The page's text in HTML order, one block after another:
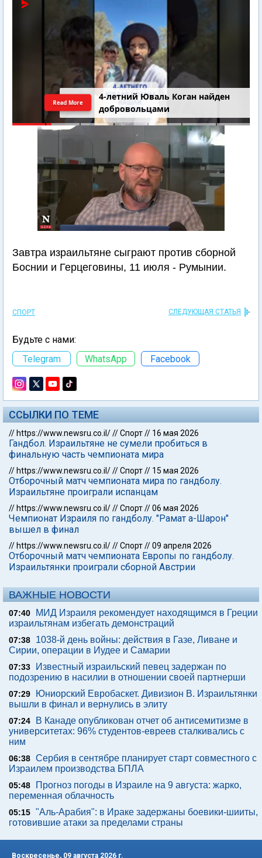
4-летний Юваль Коган найден
добровольцами
Read More
Завтра израильтяне сыграют против сборной
Боснии и Герцеговины, 11 июля - Румынии.
СПОРТ СЛЕДУЮЩАЯ СТАТЬЯ
Будьте с нами:
Telegram
WhatsApp Facebook
ССЫЛКИ ПО ТЕМЕ
// https://www.newsru.co.il///Спорт// 16 мая 2026
Гандбол. Израильтяне не сумели пробиться в
финальную часть чемпионата мира
// https://www.newsru.co.il///Спорт// 15 мая 2026
Отборочный матч чемпионата мира по гандболу.
Израильтяне проиграли испанцам
// https://www.newsru.co.il///Спорт//06 мая 2026
Чемпионат Израиля по гандболу. "Рамат а-Шарон"
вышел в финал
// https://www.newsru.co.il///Спорт//09 апреля 2026
Отборочный матч чемпионата Европы по гандболу.
Израильтянки проиграли сборной Австрии
ВАЖНЫЕ НОВОСТИ
07:40
МИД Израиля рекомендует находящимся в Греции
израильтянам избегать демонстраций
07:38
1038-й день войны: действия в Газе, Ливане и
Сирии, операции в Иудее и Самарии
07:33
Известный израильский певец задержан по
подозрению в насилии в отношении своей партнерши
07:29
Юниорский Евробаскет. Дивизион В. Израильтянки
вышли в финал и вернулись в элиту
07:24
В Канаде опубликован отчет об антисемитизме в
университетах: 96% студентов-евреев сталкивались с
ним
06:38 Сербия в сентябре планирует старт совместного с
Израилем производства БПЛА
05:48
Прогноз погоды в Израиле на 9 августа: жарко,
переменная облачность
05:15 "Аль-Арабия": в Ираке задержаны боевики-шииты,
готовившие атаки за пределами страны
Воскресенье, 09 августа 2026 г.